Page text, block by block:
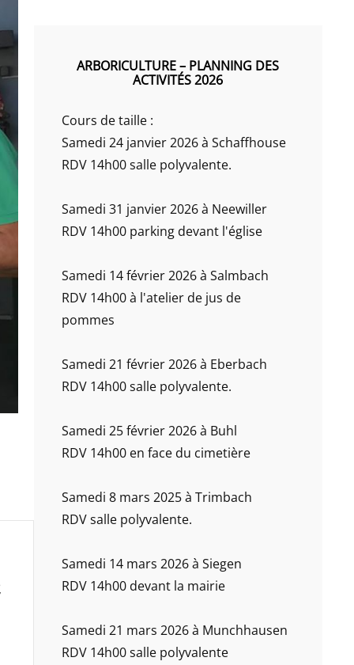
ARBORICULTURE – PLANNING DES
ACTIVITÉS 2026
Cours de taille :
Samedi 24 janvier 2026 à Schaffhouse
RDV 14h00 salle polyvalente.
Samedi 31 janvier 2026 à Neewiller
RDV 14h00 parking devant l'église
Samedi 14 février 2026 à Salmbach
RDV 14h00 à l'atelier de jus de
pommes
Samedi 21 février 2026 à Eberbach
RDV 14h00 salle polyvalente.
Samedi 25 février 2026 à Buhl
RDV 14h00 en face du cimetière
Samedi 8 mars 2025 à Trimbach
RDV salle polyvalente.
Samedi 14 mars 2026 à Siegen
RDV 14h00 devant la mairie
Samedi 21 mars 2026 à Munchhausen
RDV 14h00 salle polyvalente